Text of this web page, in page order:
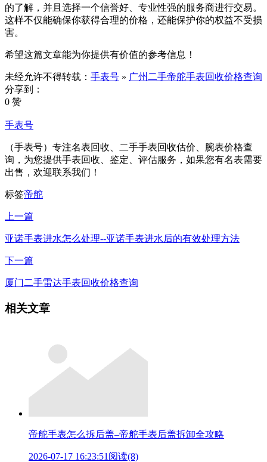
的了解，并且选择一个信誉好、专业性强的服务商进行交易。
这样不仅能确保你获得合理的价格，还能保护你的权益不受损
害。
希望这篇文章能为你提供有价值的参考信息！
未经允许不得转载： 手表号 » 广州二手帝舵手表回收价格查询
分享到：
0 赞
手表号
（手表号）专注名表回收、二手手表回收估价、腕表价格查
询，为您提供手表回收、鉴定、评估服务，如果您有名表需要
出售，欢迎联系我们！
标签帝舵
上一篇
亚诺手表进水怎么处理--亚诺手表进水后的有效处理方法
下一篇
厦门二手雷达手表回收价格查询
相关文章
帝舵手表怎么拆后盖–帝舵手表后盖拆卸全攻略
2026-07-17 16:23:51 阅读(8)